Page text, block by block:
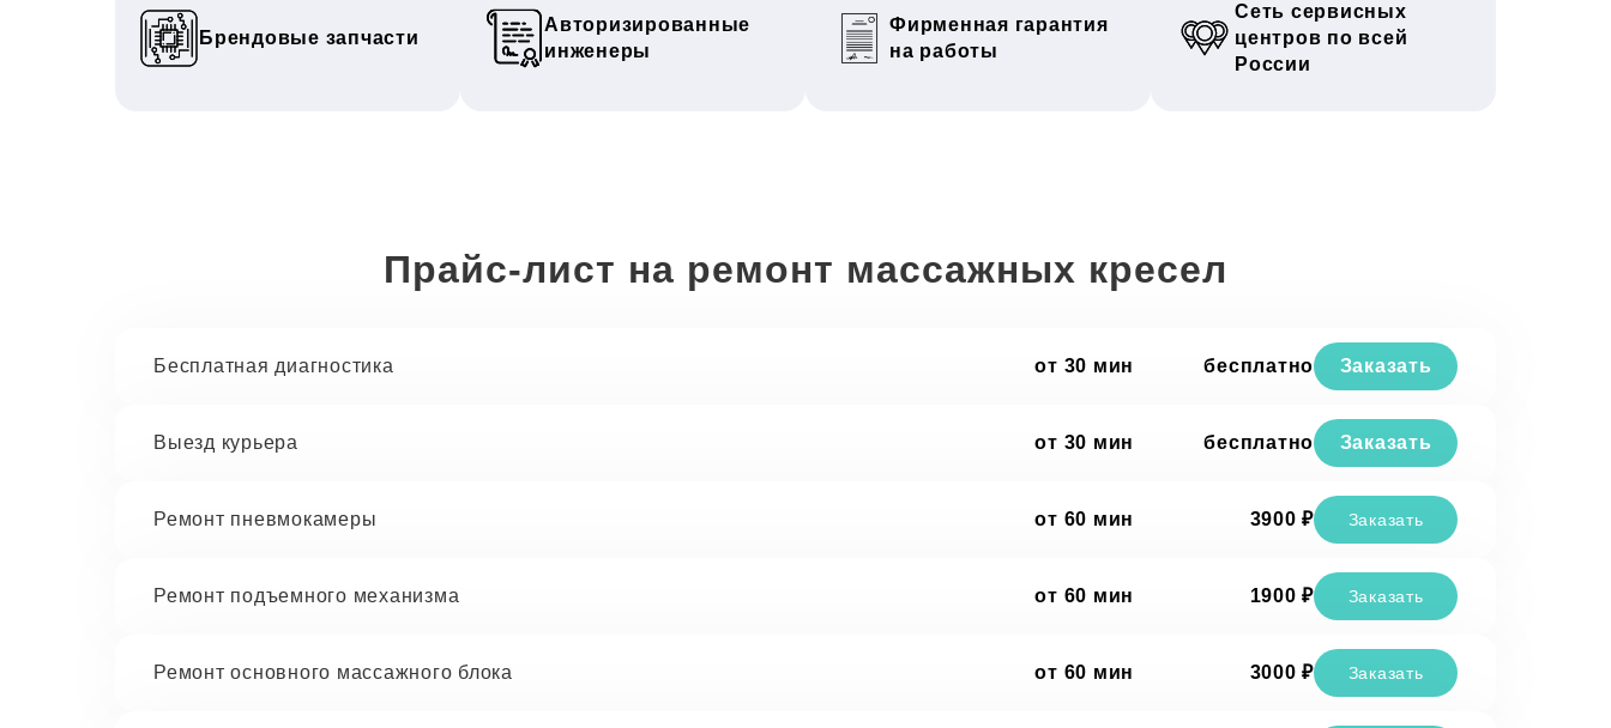
Брендовые запчасти
Авторизированные
инженеры
Фирменная гарантия
на работы
Сеть сервисных
центров по всей
России
Прайс-лист на ремонт массажных кресел
Бесплатная диагностика от 30 мин бесплатно Заказать
Выезд курьера от 30 мин бесплатно Заказать
Ремонт пневмокамеры от 60 мин 3900 ₽ Заказать
Ремонт подъемного механизма от 60 мин 1900 ₽ Заказать
Ремонт основного массажного блока от 60 мин 3000 ₽ Заказать